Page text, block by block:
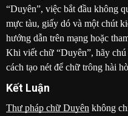
“Duyên”, việc bắt đầu không
mực tàu, giấy dó và một chút
hướng dẫn trên mạng hoặc
Khi viết chữ “Duyên”, hãy
cách tạo nét để chữ trông hài
Kết Luận
Thư pháp chữ Duyên không